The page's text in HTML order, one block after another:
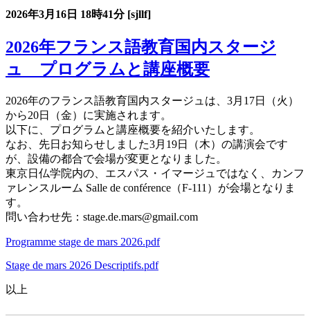
2026年3月16日 18時41分 [sjllf]
2026年フランス語教育国内スタージ
ュ プログラムと講座概要
2026年のフランス語教育国内スタージュは、3月17日（火）
から20日（金）に実施されます。
以下に、プログラムと講座概要を紹介いたします。
なお、先日お知らせしました3月19日（木）の講演会です
が、設備の都合で会場が変更となりました。
東京日仏学院内の、エスパス・イマージュではなく、カンフ
ァレンスルーム Salle de conférence（F-111）が会場となりま
す。
問い合わせ先：stage.de.mars@gmail.com
Programme stage de mars 2026.pdf
Stage de mars 2026 Descriptifs.pdf
以上